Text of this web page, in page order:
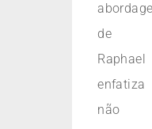
de
Raphael
enfatiza
não